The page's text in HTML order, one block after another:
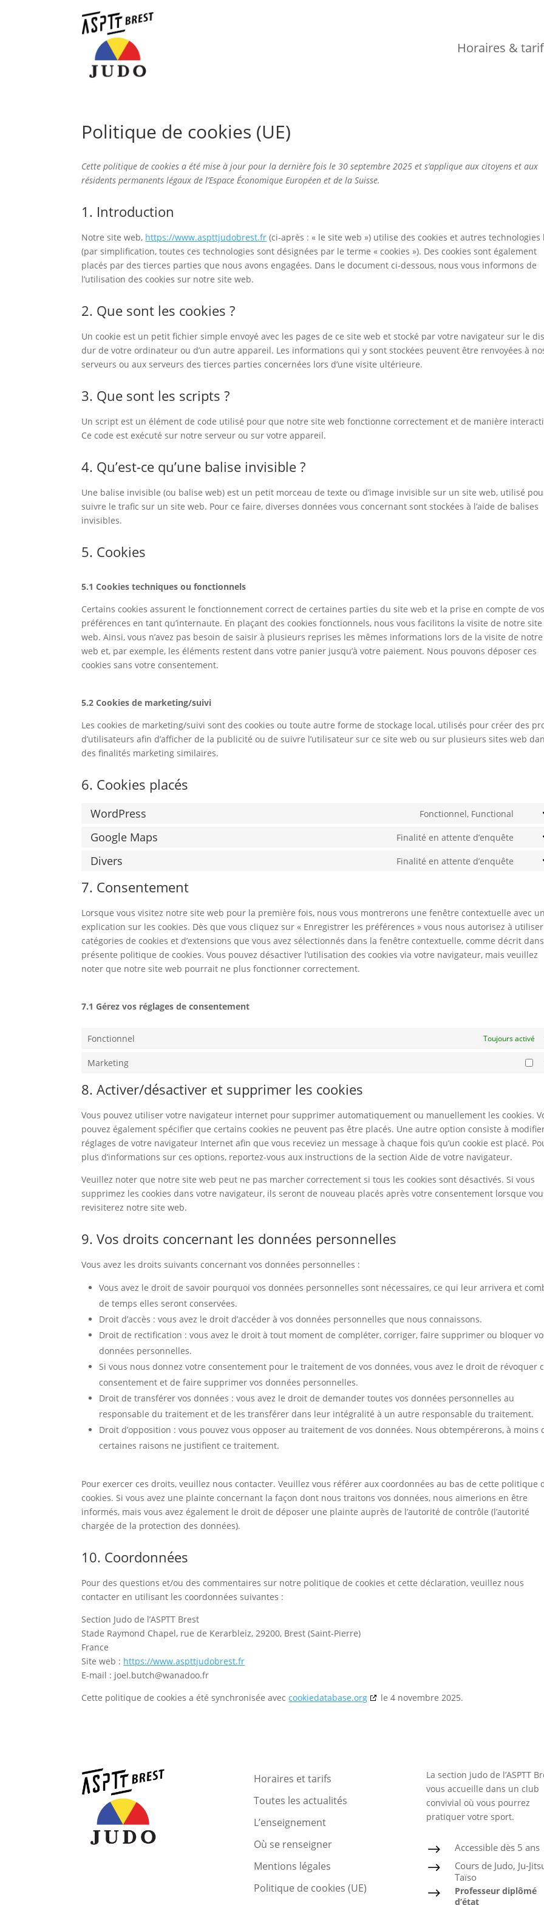
Horaires &
Politique de cookies (UE)
Cette politique de cookies a été mise à jour pour la dernière fois le 30 septembre 2025 et s’applique aux citoyens et aux
résidents permanents légaux de l’Espace Économique Européen et de la Suisse.
1. Introduction
Notre site web, https://www.aspttjudobrest.fr (ci-après : « le site web ») utilise des cookies et autres technologies
(par simplification, toutes ces technologies sont désignées par le terme « cookies »). Des cookies sont également
placés par des tierces parties que nous avons engagées. Dans le document ci-dessous, nous vous informons de
l’utilisation des cookies sur notre site web.
2. Que sont les cookies ?
Un cookie est un petit fichier simple envoyé avec les pages de ce site web et stocké par votre navigateur sur le
dur de votre ordinateur ou d’un autre appareil. Les informations qui y sont stockées peuvent être renvoyées à
serveurs ou aux serveurs des tierces parties concernées lors d’une visite ultérieure.
3. Que sont les scripts ?
Un script est un élément de code utilisé pour que notre site web fonctionne correctement et de manière
Ce code est exécuté sur notre serveur ou sur votre appareil.
4. Qu’est-ce qu’une balise invisible ?
Une balise invisible (ou balise web) est un petit morceau de texte ou d’image invisible sur un site web, utilisé
suivre le trafic sur un site web. Pour ce faire, diverses données vous concernant sont stockées à l’aide de balises
invisibles.
5. Cookies
5.1 Cookies techniques ou fonctionnels
Certains cookies assurent le fonctionnement correct de certaines parties du site web et la prise en compte de vos
préférences en tant qu’internaute. En plaçant des cookies fonctionnels, nous vous facilitons la visite de notre site
web. Ainsi, vous n’avez pas besoin de saisir à plusieurs reprises les mêmes informations lors de la visite de
web et, par exemple, les éléments restent dans votre panier jusqu’à votre paiement. Nous pouvons déposer ces
cookies sans votre consentement.
5.2 Cookies de marketing/suivi
Les cookies de marketing/suivi sont des cookies ou toute autre forme de stockage local, utilisés pour créer des
d’utilisateurs afin d’afficher de la publicité ou de suivre l’utilisateur sur ce site web ou sur plusieurs sites web
des finalités marketing similaires.
6. Cookies placés
WordPress Fonctionnel, Functional
Google Maps Finalité en attente d’enquête
Divers Finalité en attente d’enquête
7. Consentement
Lorsque vous visitez notre site web pour la première fois, nous vous montrerons une fenêtre contextuelle avec
explication sur les cookies. Dès que vous cliquez sur « Enregistrer les préférences » vous nous autorisez à
catégories de cookies et d’extensions que vous avez sélectionnés dans la fenêtre contextuelle, comme décrit
présente politique de cookies. Vous pouvez désactiver l’utilisation des cookies via votre navigateur, mais veuillez
noter que notre site web pourrait ne plus fonctionner correctement.
7.1 Gérez vos réglages de consentement
Fonctionnel Toujours activé
Marketing
8. Activer/désactiver et supprimer les cookies
Vous pouvez utiliser votre navigateur internet pour supprimer automatiquement ou manuellement les cookies.
pouvez également spécifier que certains cookies ne peuvent pas être placés. Une autre option consiste à
réglages de votre navigateur Internet afin que vous receviez un message à chaque fois qu’un cookie est placé.
plus d’informations sur ces options, reportez-vous aux instructions de la section Aide de votre navigateur.
Veuillez noter que notre site web peut ne pas marcher correctement si tous les cookies sont désactivés. Si vous
supprimez les cookies dans votre navigateur, ils seront de nouveau placés après votre consentement lorsque
revisiterez notre site web.
9. Vos droits concernant les données personnelles
Vous avez les droits suivants concernant vos données personnelles :
Vous avez le droit de savoir pourquoi vos données personnelles sont nécessaires, ce qui leur arrivera et
de temps elles seront conservées.
Droit d’accès : vous avez le droit d’accéder à vos données personnelles que nous connaissons.
Droit de rectification : vous avez le droit à tout moment de compléter, corriger, faire supprimer ou bloquer
données personnelles.
Si vous nous donnez votre consentement pour le traitement de vos données, vous avez le droit de révoquer
consentement et de faire supprimer vos données personnelles.
Droit de transférer vos données : vous avez le droit de demander toutes vos données personnelles au
responsable du traitement et de les transférer dans leur intégralité à un autre responsable du traitement.
Droit d’opposition : vous pouvez vous opposer au traitement de vos données. Nous obtempérerons, à moins
certaines raisons ne justifient ce traitement.
Pour exercer ces droits, veuillez nous contacter. Veuillez vous référer aux coordonnées au bas de cette politique
cookies. Si vous avez une plainte concernant la façon dont nous traitons vos données, nous aimerions en être
informés, mais vous avez également le droit de déposer une plainte auprès de l’autorité de contrôle (l’autorité
chargée de la protection des données).
10. Coordonnées
Pour des questions et/ou des commentaires sur notre politique de cookies et cette déclaration, veuillez nous
contacter en utilisant les coordonnées suivantes :
Section Judo de l’ASPTT Brest
Stade Raymond Chapel, rue de Kerarbleiz, 29200, Brest (Saint-Pierre)
France
Site web : https://www.aspttjudobrest.fr
E-mail : joel.butch@wanadoo.fr
Cette politique de cookies a été synchronisée aveccookiedatabase.org le 4 novembre 2025.
Horaires et tarifs
Toutes les actualités
L’enseignement
Où se renseigner
Mentions légales
Politique de cookies (UE)
La section judo de l’ASPTT
vous accueille dans un club
convivial où vous pourrez
pratiquer votre sport.
$ Accessible dès 5 ans
$
Cours de Judo, Ju-
Taïso
$
Professeur diplômé
d’état